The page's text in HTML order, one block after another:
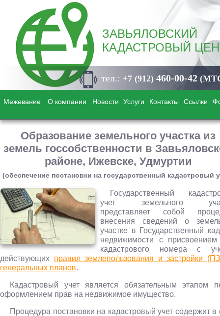
тел.: +7 (912) 460-00-42
Межевание О компании Новости Услуги Контакты Ссылки
ЗАВЬЯЛОВСКИЙ
КАДАСТРОВЫЙ
Образование земельного участка из
земель госсобственности в
районе, Ижевске, Удмуртии
(обеспечение постановки на государственный кадастровый
Государственный
учет земельного
представляет собой
внесения сведений о
участке в Государственный
недвижимости с
кадастрового номера с
действующих правил землепользования и застройки
генеральных планов.
Кадастровый учет является обязательным этапом
оформлением прав на недвижимое имущество.
Процедура постановки на кадастровый учет содержит в